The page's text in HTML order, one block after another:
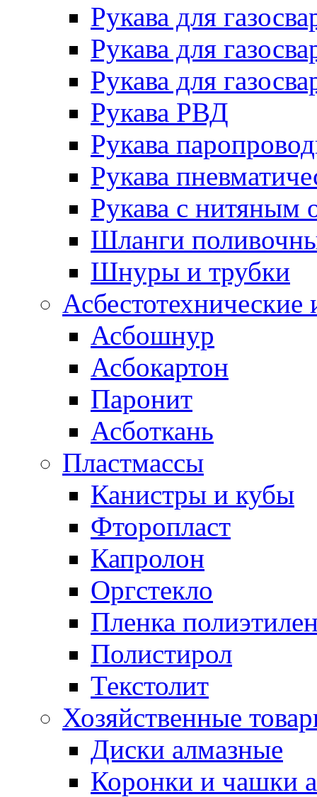
Рукава для
Рукава для
Рукава для
Рукава РВД
Рукава
Рукава
Рукава с нитяным
Шланги
Шнуры и трубки
Асбестотехнические
Асбошнур
Асбокартон
Паронит
Асботкань
Пластмассы
Канистры и кубы
Фторопласт
Капролон
Оргстекло
Пленка
Полистирол
Текстолит
Хозяйственные
Диски алмазные
Коронки и чашки